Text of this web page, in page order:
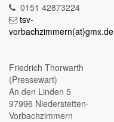
0151 42873224
tsv-
vorbachzimmern(at)gmx.de
Friedrich Thorwarth
(Pressewart)
An den Linden 5
97996 Niederstetten-
Vorbachzimmern